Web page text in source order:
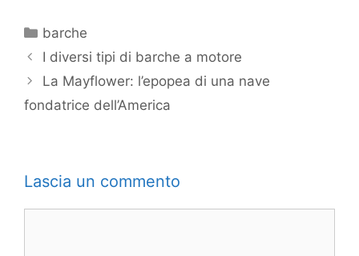
Categorie
barche
I diversi tipi di barche a motore
La Mayflower: l’epopea di una nave
fondatrice dell’America
Lascia un commento